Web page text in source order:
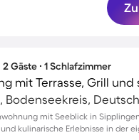
Gäste ∙ 1 Schlafzimmer
Bodenseekreis,
mit Seeblick in
kulinarische Erlebnisse in der